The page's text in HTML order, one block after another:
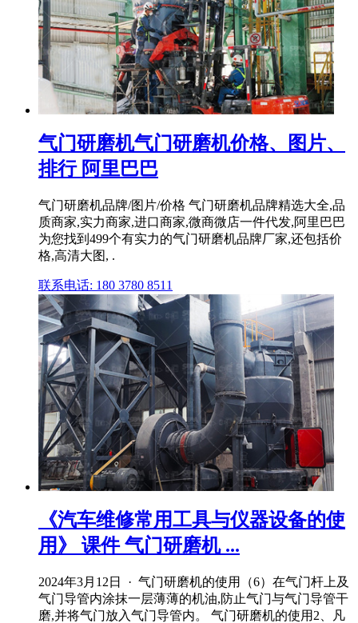
气门研磨机气门研磨机价格、图片、
排行 阿里巴巴
气门研磨机品牌/图片/价格 气门研磨机品牌精选大全,品
质商家,实力商家,进口商家,微商微店一件代发,阿里巴巴
为您找到499个有实力的气门研磨机品牌厂家,还包括价
格,高清大图, .
联系电话: 180 3780 8511
《汽车维修常用工具与仪器设备的使
用》 课件 气门研磨机 ...
2024年3月12日 · 气门研磨机的使用（6）在气门杆上及
气门导管内涂抹一层薄薄的机油,防止气门与气门导管干
磨,并将气门放入气门导管内。 气门研磨机的使用2、凡